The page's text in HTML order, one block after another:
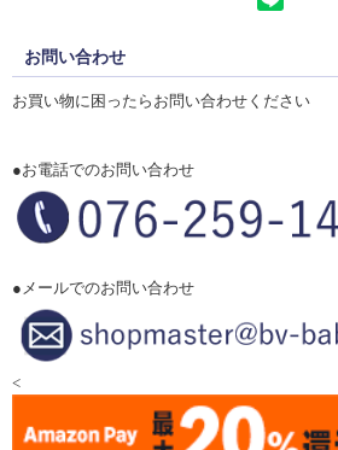
お問い合わせ
お買い物に困ったらお問い合わせください
●お電話でのお問い合わせ
●メールでのお問い合わせ
<